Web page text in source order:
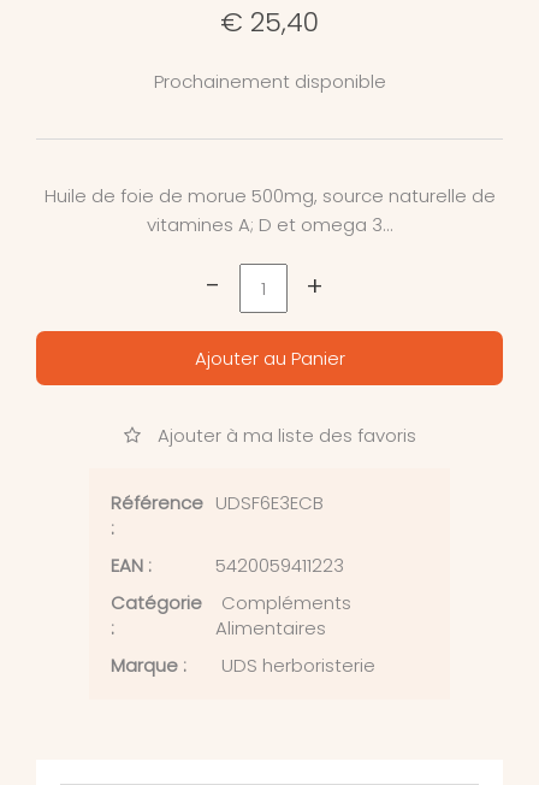
€ 25,40
Prochainement disponible
Huile de foie de morue 500mg, source naturelle de
vitamines A; D et omega 3...
- +
Ajouter au Panier
Ajouter à ma liste des favoris
Référence
:
UDSF6E3ECB
EAN :
5420059411223
Catégorie
:
Compléments
Alimentaires
Marque :
UDS herboristerie